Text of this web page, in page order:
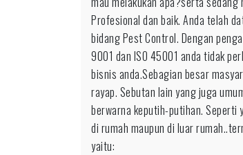
Profesional dan baik. Anda telah
bidang Pest Control. Dengan
9001 dan ISO 45001 anda tidak
bisnis anda.Sebagian besar
rayap. Sebutan lain yang juga
berwarna keputih-putihan. Seperti
di rumah maupun di luar
yaitu: